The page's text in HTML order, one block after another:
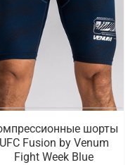
шорты
UFC Fusion by Venum
Fight Week Blue